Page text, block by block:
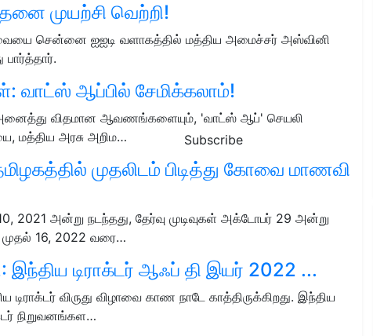
Subscribe
முயற்சி வெற்றி!
சென்னை ஐஐடி வளாகத்தில் மத்திய அமைச்சர் அஸ்வினி
வாட்ஸ் ஆப்பில் சேமிக்கலாம்!
அனைத்து விதமான ஆவணங்களையும், 'வாட்ஸ் ஆப்' செயலி
மத்திய அரசு அறிம…
முதலிடம் பிடித்து கோவை மாணவி
2021 அன்று நடந்தது, தேர்வு முடிவுகள் அக்டோபர் 29 அன்று
16, 2022 வரை…
டிராக்டர் ஆஃப் தி இயர் 2022 ...
விருது விழாவை காண நாடே காத்திருக்கிறது. இந்திய
நிறுவனங்கள…